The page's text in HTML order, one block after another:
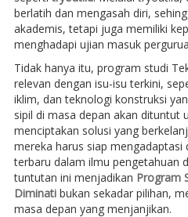
berlatih dan mengasah diri,
akademis, tetapi juga memiliki
menghadapi ujian masuk
Tidak hanya itu, program studi
relevan dengan isu-isu terkini,
iklim, dan teknologi konstruksi
sipil di masa depan akan dituntut
menciptakan solusi yang
mereka harus siap mengadaptasi
terbaru dalam ilmu pengetahuan
tuntutan ini menjadikan Program
Diminatibukan sekadar pilihan,
masa depan yang menjanjikan.